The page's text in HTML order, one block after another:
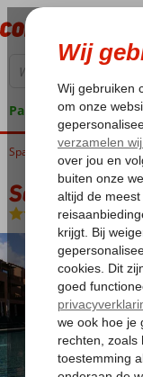
Pakketgarantie
Home Canarische Eilanden
Sandos San
All